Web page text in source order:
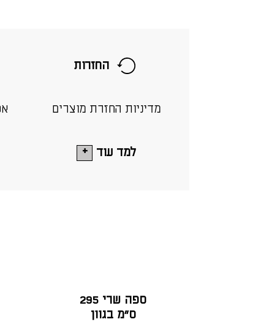
החזרות
מדיניות החזרת מוצרים
למד עוד
ספה שרי 295
ס"מ בגוון